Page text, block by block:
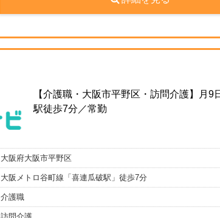
【介護職・大阪市平野区・訪問介護】月
駅徒歩7分／常勤
大阪府大阪市平野区
大阪メトロ谷町線「喜連瓜破駅」徒歩7分
介護職